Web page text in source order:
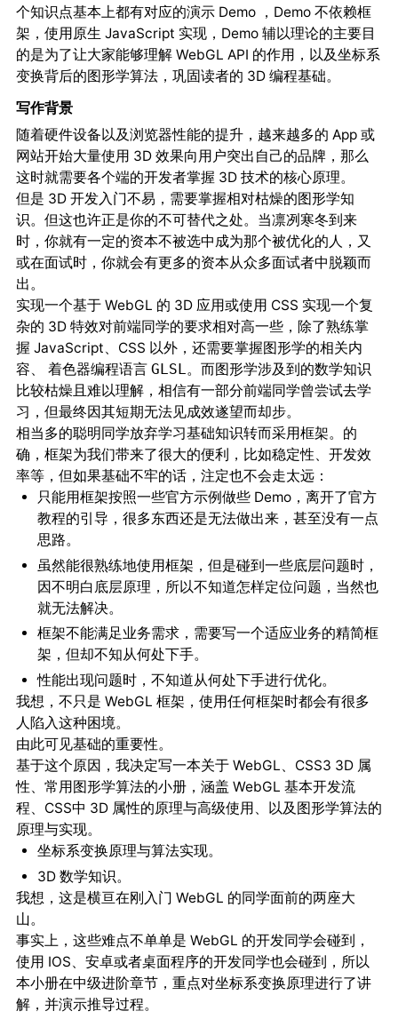
个知识点基本上都有对应的演示 Demo ，Demo 不依赖框
架，使用原生 JavaScript 实现，Demo 辅以理论的主要目
的是为了让大家能够理解 WebGL API 的作用，以及坐标系
变换背后的图形学算法，巩固读者的 3D 编程基础。
写作背景
随着硬件设备以及浏览器性能的提升，越来越多的 App 或
网站开始大量使用 3D 效果向用户突出自己的品牌，那么
这时就需要各个端的开发者掌握 3D 技术的核心原理。
但是 3D 开发入门不易，需要掌握相对枯燥的图形学知
识。但这也许正是你的不可替代之处。当凛冽寒冬到来
时，你就有一定的资本不被选中成为那个被优化的人，又
或在面试时，你就会有更多的资本从众多面试者中脱颖而
出。
实现一个基于 WebGL 的 3D 应用或使用 CSS 实现一个复
杂的 3D 特效对前端同学的要求相对高一些，除了熟练掌
握 JavaScript、CSS 以外，还需要掌握图形学的相关内
容、 着色器编程语言 GLSL。而图形学涉及到的数学知识
比较枯燥且难以理解，相信有一部分前端同学曾尝试去学
习，但最终因其短期无法见成效遂望而却步。
相当多的聪明同学放弃学习基础知识转而采用框架。的
确，框架为我们带来了很大的便利，比如稳定性、开发效
率等，但如果基础不牢的话，注定也不会走太远：
只能用框架按照一些官方示例做些 Demo，离开了官方
教程的引导，很多东西还是无法做出来，甚至没有一点
思路。
虽然能很熟练地使用框架，但是碰到一些底层问题时，
因不明白底层原理，所以不知道怎样定位问题，当然也
就无法解决。
框架不能满足业务需求，需要写一个适应业务的精简框
架，但却不知从何处下手。
性能出现问题时，不知道从何处下手进行优化。
我想，不只是 WebGL 框架，使用任何框架时都会有很多
人陷入这种困境。
由此可见基础的重要性。
基于这个原因，我决定写一本关于 WebGL、CSS3 3D 属
性、常用图形学算法的小册，涵盖 WebGL 基本开发流
程、CSS中 3D 属性的原理与高级使用、以及图形学算法的
原理与实现。
坐标系变换原理与算法实现。
3D 数学知识。
我想，这是横亘在刚入门 WebGL 的同学面前的两座大
山。
事实上，这些难点不单单是 WebGL 的开发同学会碰到，
使用 IOS、安卓或者桌面程序的开发同学也会碰到，所以
本小册在中级进阶章节，重点对坐标系变换原理进行了讲
解，并演示推导过程。